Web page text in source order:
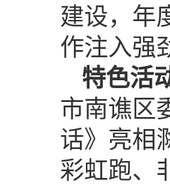
建设，年
作注入强
特色活
市南谯区
话》亮相
彩虹跑、